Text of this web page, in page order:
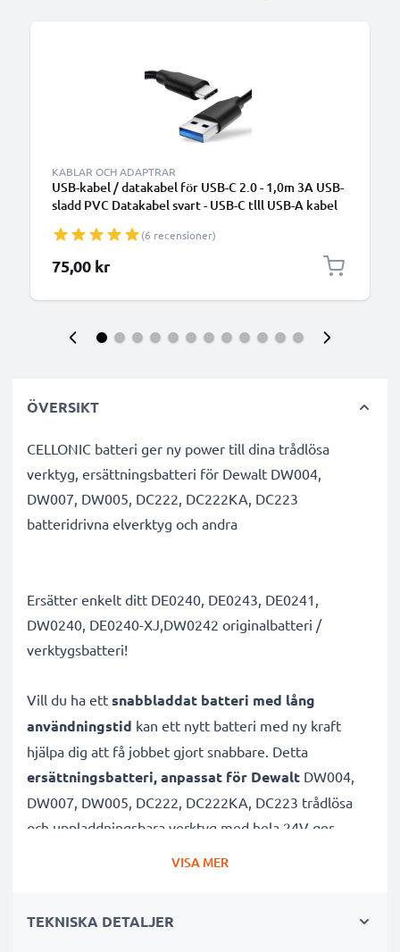
KABLAR OCH ADAPTRAR
USB-kabel / datakabel för USB-C 2.0 - 1,0m 3A USB-
sladd PVC Datakabel svart - USB-C tlll USB-A kabel
(6 recensioner)
75,00 kr
ÖVERSIKT
CELLONIC batteri ger ny power till dina trådlösa
verktyg, ersättningsbatteri för Dewalt DW004,
DW007, DW005, DC222, DC222KA, DC223
batteridrivna elverktyg och andra
Ersätter enkelt ditt DE0240, DE0243, DE0241,
DW0240, DE0240-XJ,DW0242 originalbatteri /
verktygsbatteri!
Vill du ha ett snabbladdat batteri med lång
användningstid kan ett nytt batteri med ny kraft
hjälpa dig att få jobbet gjort snabbare. Detta
ersättningsbatteri, anpassat för Dewalt DW004,
DW007, DW005, DC222, DC222KA, DC223 trådlösa
och uppladdningsbara verktyg med hela 24V ger
och lämpar sig väl för dina elredskap från Dewalt.
VISA MER
TEKNISKA DETALJER